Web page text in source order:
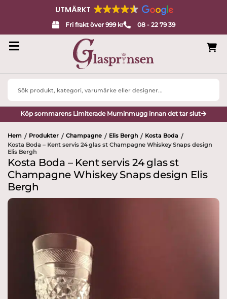
UTMÄRKT
Fri frakt över 999 kr 08 - 22 79 39
Search
Köp sommarens Limiterade Muminmugg innan det tar slut
Hem / Produkter / Champagne / Elis Bergh / Kosta Boda /
Kosta Boda – Kent servis 24 glas st Champagne Whiskey Snaps design
Elis Bergh
Kosta Boda – Kent servis 24 glas st
Champagne Whiskey Snaps design Elis
Bergh